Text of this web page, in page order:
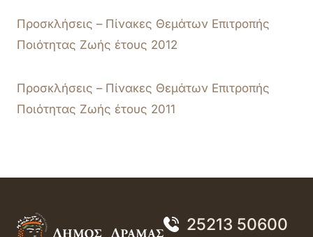
Προσκλήσεις – Πίνακες Θεμάτων Επιτροπής
Ποιότητας Ζωής έτους 2012
Προσκλήσεις – Πίνακες Θεμάτων Επιτροπής
Ποιότητας Ζωής έτους 2011
25213 50600